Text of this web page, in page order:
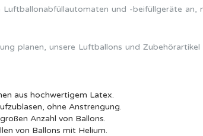
und -beifüllgeräte an,
planen, unsere Luftballons und
aus hochwertigem Latex.
ohne Anstrengung.
Anzahl von Ballons.
von Ballons mit Helium.